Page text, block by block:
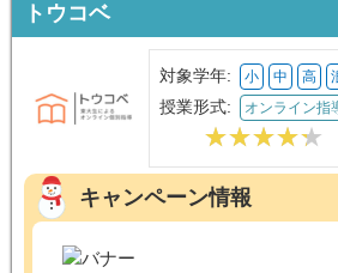
トウコベ
対象学年: 小 中 高
授業形式: オンライン指
キャンペーン情報